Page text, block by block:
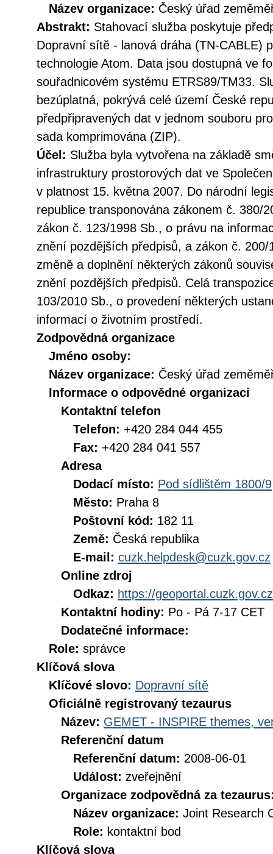
Název organizace: Český úřad
Abstrakt: Stahovací služba poskytuje
Dopravní sítě - lanová dráha (TN-CABLE)
technologie Atom. Data jsou dostupná ve
souřadnicovém systému ETRS89/TM33.
bezúplatná, pokrývá celé území České
předpřipravených dat v jednom souboru
sada komprimována (ZIP).
Účel: Služba byla vytvořena na základě
infrastruktury prostorových dat ve
v platnost 15. května 2007. Do národní
republice transponována zákonem č. 380/
zákon č. 123/1998 Sb., o právu na
znění pozdějších předpisů, a zákon č.
změně a doplnění některých zákonů
znění pozdějších předpisů. Celá
103/2010 Sb., o provedení některých
informací o životním prostředí.
Zodpovědná organizace
Jméno osoby:
Název organizace: Český úřad
Informace o odpovědné organizaci
Kontaktní telefon
Telefon: +420 284 044 455
Fax: +420 284 041 557
Adresa
Dodací místo: Pod sídlištěm 1800/9
Město: Praha 8
Poštovní kód: 182 11
Země: Česká republika
E-mail: cuzk.helpdesk@cuzk.gov.cz
Online zdroj
Odkaz: https://geoportal.cuzk.gov.cz
Kontaktní hodiny: Po - Pá 7-17 CET
Dodatečné informace:
Role: správce
Klíčová slova
Klíčové slovo: Dopravní sítě
Oficiálně registrovaný tezaurus
Název: GEMET - INSPIRE themes,
Referenční datum
Referenční datum: 2008-06-01
Událost: zveřejnění
Organizace zodpovědná za
Název organizace: Joint Research
Role: kontaktní bod
Klíčová slova